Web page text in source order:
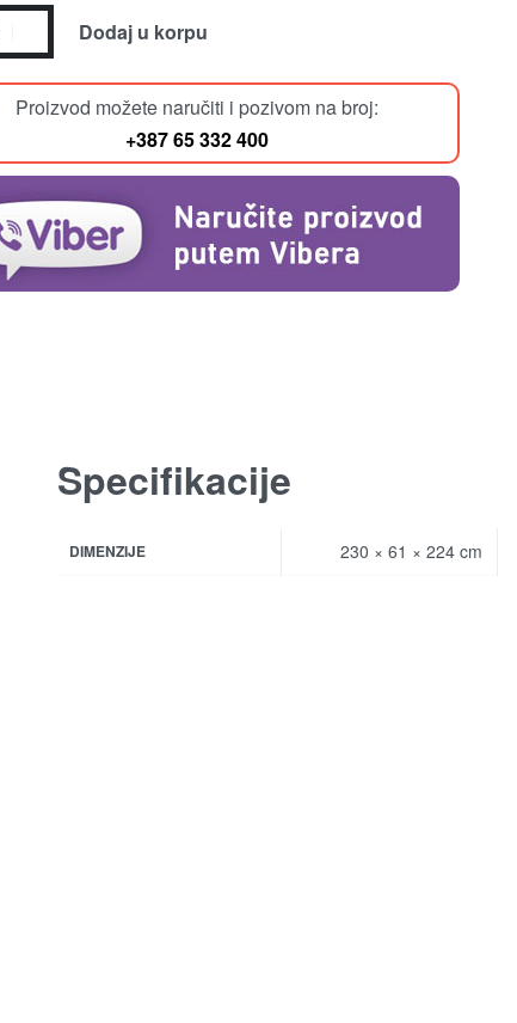
Dodaj u korpu
Proizvod možete naručiti i pozivom na broj:
+387 65 332 400
Specifikacije
DIMENZIJE 230 × 61 × 224 cm